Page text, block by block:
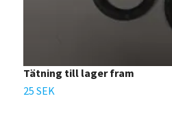
Tätning till lager fram
25 SEK